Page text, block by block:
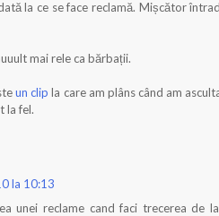
la ce se face reclamă. Mișcător
mai rele ca bărbații.
un clip la care am plâns când am
la fel.
la 10:13
unei reclame cand faci trecerea de